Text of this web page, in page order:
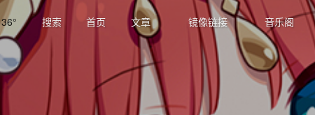
36° 搜索 首页 文章 镜像链接 音乐阁